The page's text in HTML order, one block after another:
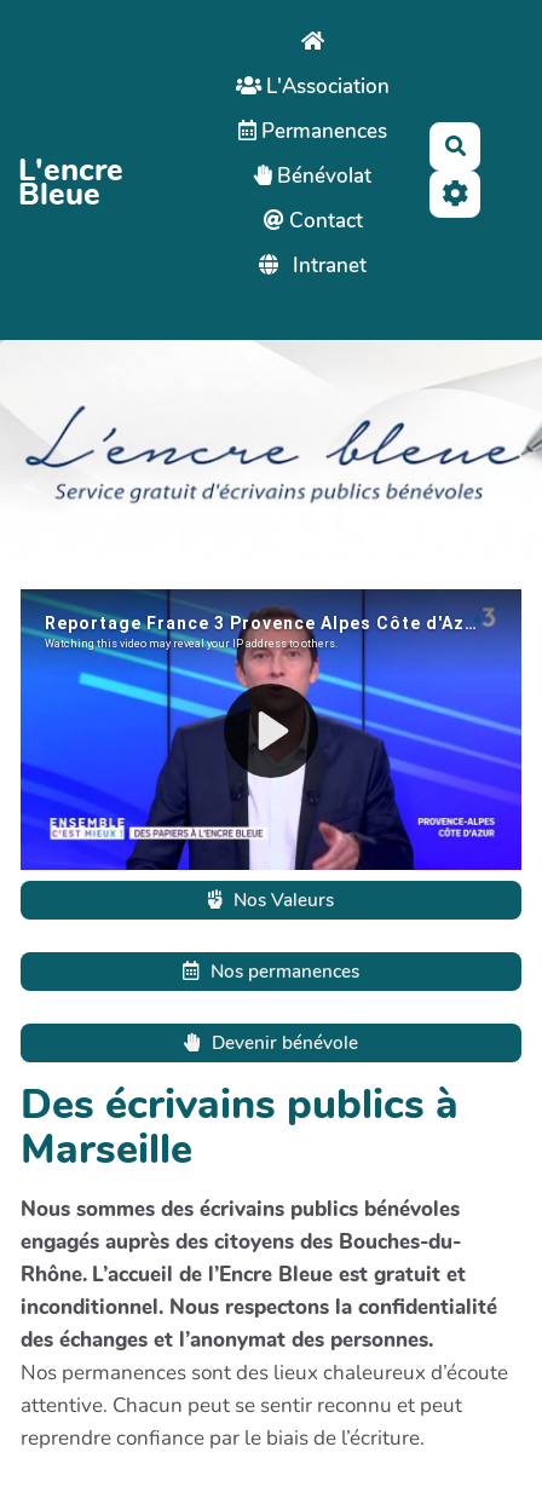
L'encre
Bleue
L'Association
Permanences
Bénévolat
Contact
Intranet
Nos Valeurs
Nos permanences
Devenir bénévole
Des écrivains publics à
Marseille
Nous sommes des écrivains publics bénévoles
engagés auprès des citoyens des Bouches-du-
Rhône. L’accueil de l’Encre Bleue est gratuit et
inconditionnel. Nous respectons la confidentialité
des échanges et l’anonymat des personnes.
Nos permanences sont des lieux chaleureux d’écoute
attentive. Chacun peut se sentir reconnu et peut
reprendre confiance par le biais de l’écriture.